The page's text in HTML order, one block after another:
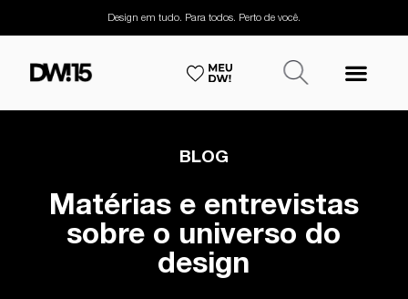
Design em tudo. Para todos. Perto de você.
BLOG
Matérias e entrevistas
sobre o universo do
design